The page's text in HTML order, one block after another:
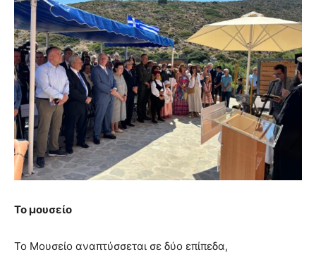
Το μουσείο
Το Μουσείο αναπτύσσεται σε δύο επίπεδα,